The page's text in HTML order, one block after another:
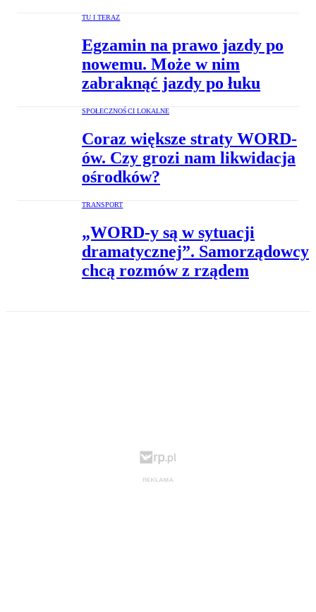
TU I TERAZ
Egzamin na prawo jazdy po
nowemu. Może w nim
zabraknąć jazdy po łuku
SPOŁECZNOŚCI LOKALNE
Coraz większe straty WORD-
ów. Czy grozi nam likwidacja
ośrodków?
TRANSPORT
„WORD-y są w sytuacji
dramatycznej”. Samorządowcy
chcą rozmów z rządem